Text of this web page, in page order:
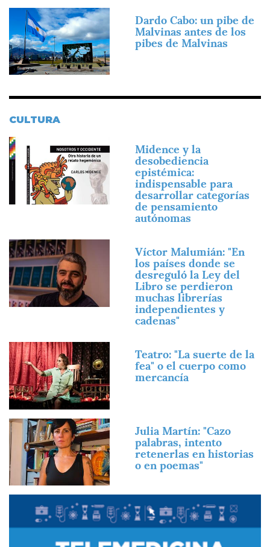
Imagen
Dardo Cabo: un pibe de
Malvinas antes de los
pibes de Malvinas
CULTURA
Imagen
Midence y la
desobediencia
epistémica:
indispensable para
desarrollar categorías
de pensamiento
autónomas
Imagen
Víctor Malumián: "En
los países donde se
desreguló la Ley del
Libro se perdieron
muchas librerías
independientes y
cadenas"
Imagen
Teatro: "La suerte de la
fea" o el cuerpo como
mercancía
Imagen
Julia Martín: "Cazo
palabras, intento
retenerlas en historias
o en poemas"